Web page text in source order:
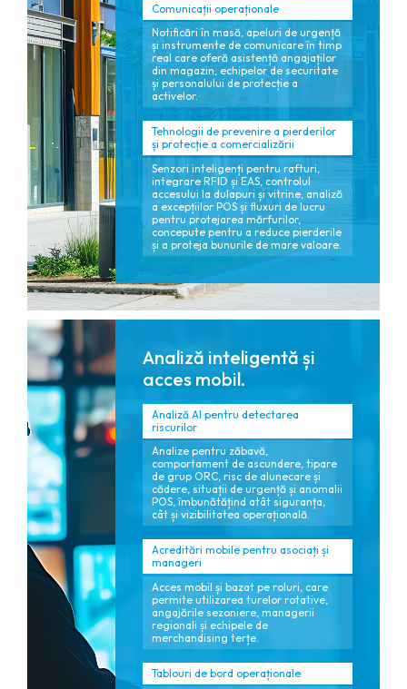
Comunicații operaționale
Notificări în masă, apeluri de urgență
și instrumente de comunicare în timp
real care oferă asistență angajaților
din magazin, echipelor de securitate
și personalului de protecție a
activelor.
Tehnologii de prevenire a pierderilor
și protecție a comercializării
Senzori inteligenți pentru rafturi,
integrare RFID și EAS, controlul
accesului la dulapuri și vitrine, analiză
a excepțiilor POS și fluxuri de lucru
pentru protejarea mărfurilor,
concepute pentru a reduce pierderile
și a proteja bunurile de mare valoare.
Analiză inteligentă și
acces mobil.
Analiză AI pentru detectarea
riscurilor
Analize pentru zăbavă,
comportament de ascundere, tipare
de grup ORC, risc de alunecare și
cădere, situații de urgență și anomalii
POS, îmbunătățind atât siguranța,
cât și vizibilitatea operațională.
Acreditări mobile pentru asociați și
manageri
Acces mobil și bazat pe roluri, care
permite utilizarea turelor rotative,
angajările sezoniere, managerii
regionali și echipele de
merchandising terțe.
Tablouri de bord operaționale